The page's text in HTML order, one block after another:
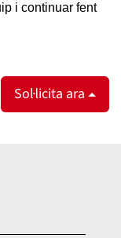
i continuar fent
Sol·licita ara